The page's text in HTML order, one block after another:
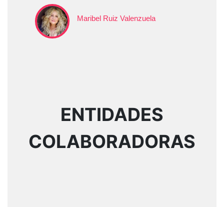
Maribel Ruiz Valenzuela
ENTIDADES
COLABORADORAS